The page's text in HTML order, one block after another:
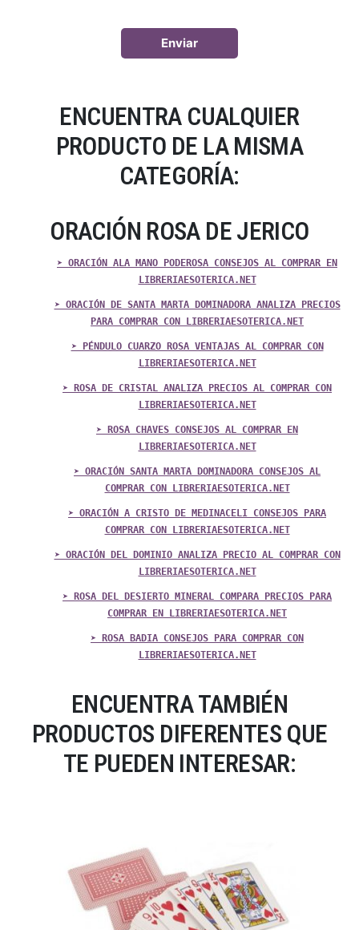
ENCUENTRA CUALQUIER
PRODUCTO DE LA MISMA
CATEGORÍA:
ORACIÓN ROSA DE JERICO
➤ ORACIÓN ALA MANO PODEROSA CONSEJOS AL COMPRAR EN
LIBRERIAESOTERICA.NET
➤ ORACIÓN DE SANTA MARTA DOMINADORA ANALIZA PRECIOS
PARA COMPRAR CON LIBRERIAESOTERICA.NET
➤ PÉNDULO CUARZO ROSA VENTAJAS AL COMPRAR CON
LIBRERIAESOTERICA.NET
➤ ROSA DE CRISTAL ANALIZA PRECIOS AL COMPRAR CON
LIBRERIAESOTERICA.NET
➤ ROSA CHAVES CONSEJOS AL COMPRAR EN
LIBRERIAESOTERICA.NET
➤ ORACIÓN SANTA MARTA DOMINADORA CONSEJOS AL
COMPRAR CON LIBRERIAESOTERICA.NET
➤ ORACIÓN A CRISTO DE MEDINACELI CONSEJOS PARA
COMPRAR CON LIBRERIAESOTERICA.NET
➤ ORACIÓN DEL DOMINIO ANALIZA PRECIO AL COMPRAR CON
LIBRERIAESOTERICA.NET
➤ ROSA DEL DESIERTO MINERAL COMPARA PRECIOS PARA
COMPRAR EN LIBRERIAESOTERICA.NET
➤ ROSA BADIA CONSEJOS PARA COMPRAR CON
LIBRERIAESOTERICA.NET
ENCUENTRA TAMBIÉN
PRODUCTOS DIFERENTES QUE
TE PUEDEN INTERESAR: